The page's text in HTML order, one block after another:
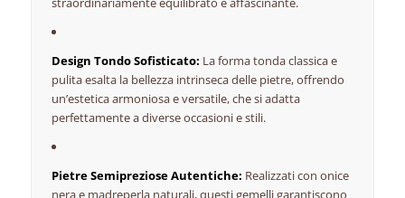
Design Tondo Sofisticato: La forma tonda classica e
pulita esalta la bellezza intrinseca delle pietre,offrendo
un’estetica armoniosa e versatile,che si adatta
perfettamente a diverse occasioni e stili.
Pietre Semipreziose Autentiche: Realizzati con onice